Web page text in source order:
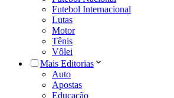
Futebol Internacional
Lutas
Motor
Tênis
Vôlei
Mais Editorias
Auto
Apostas
Educação